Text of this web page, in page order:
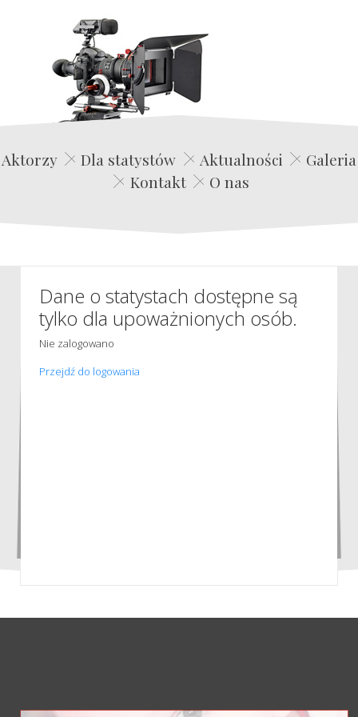
Edwin Film Agencja Aktorska
Aktorzy Dla statystów Aktualności
Galeria
Kontakt
O nas
Dane o statystach dostępne są
tylko dla upoważnionych osób.
Nie zalogowano
Przejdź do logowania